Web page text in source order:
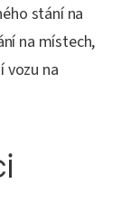
stání na
na místech,
vozu na